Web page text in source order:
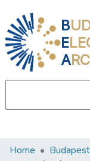
B
E
A
Communities &
Home